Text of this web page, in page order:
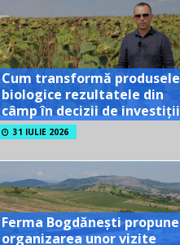
Cum transformă produsele
biologice rezultatele din
câmp în decizii de investiții
31 IULIE 2026
Ferma Bogdănești propune
organizarea unor vizite